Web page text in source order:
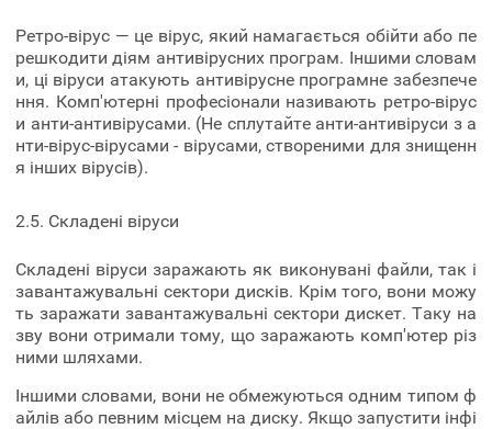
Ретро-вірус — це вірус, який намагається обійти або пе
решкодити діям антивірусних програм. Іншими словам
и, ці віруси атакують антивірусне програмне забезпече
ння. Комп'ютерні професіонали називають ретро-вірус
и анти-антивірусами. (Не сплутайте анти-антивіруси з а
нти-вірус-вірусами - вірусами, створеними для знищенн
я інших вірусів).
2.5. Складені віруси
Складені віруси заражають як виконувані файли, так і
завантажувальні сектори дисків. Крім того, вони можу
ть заражати завантажувальні сектори дискет. Таку на
зву вони отримали тому, що заражають комп'ютер різ
ними шляхами.
Іншими словами, вони не обмежуються одним типом ф
айлів або певним місцем на диску. Якщо запустити інфі